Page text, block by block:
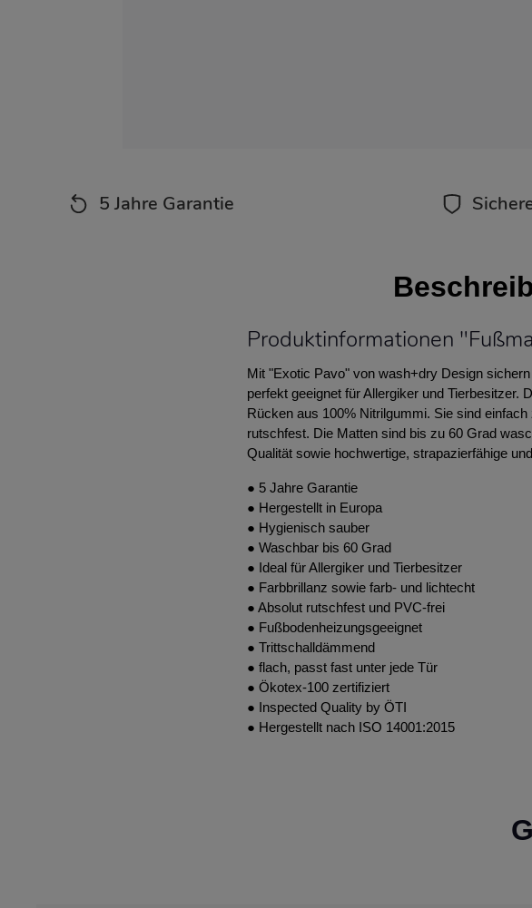
5 Jahre Garantie
Produktinformationen
Mit "Exotic Pavo" von wash+dry Design
perfekt geeignet für Allergiker und Tierbesitzer.
Rücken aus 100% Nitrilgummi. Sie sind
rutschfest. Die Matten sind bis zu 60 Grad
Qualität sowie hochwertige, strapazierfähige
● 5 Jahre Garantie
● Hergestellt in Europa
● Hygienisch sauber
● Waschbar bis 60 Grad
● Ideal für Allergiker und Tierbesitzer
● Farbbrillanz sowie farb- und lichtecht
● Absolut rutschfest und PVC-frei
● Fußbodenheizungsgeeignet
● Trittschalldämmend
● flach, passt fast unter jede Tür
● Ökotex-100 zertifiziert
● Inspected Quality by ÖTI
● Hergestellt nach ISO 14001:2015